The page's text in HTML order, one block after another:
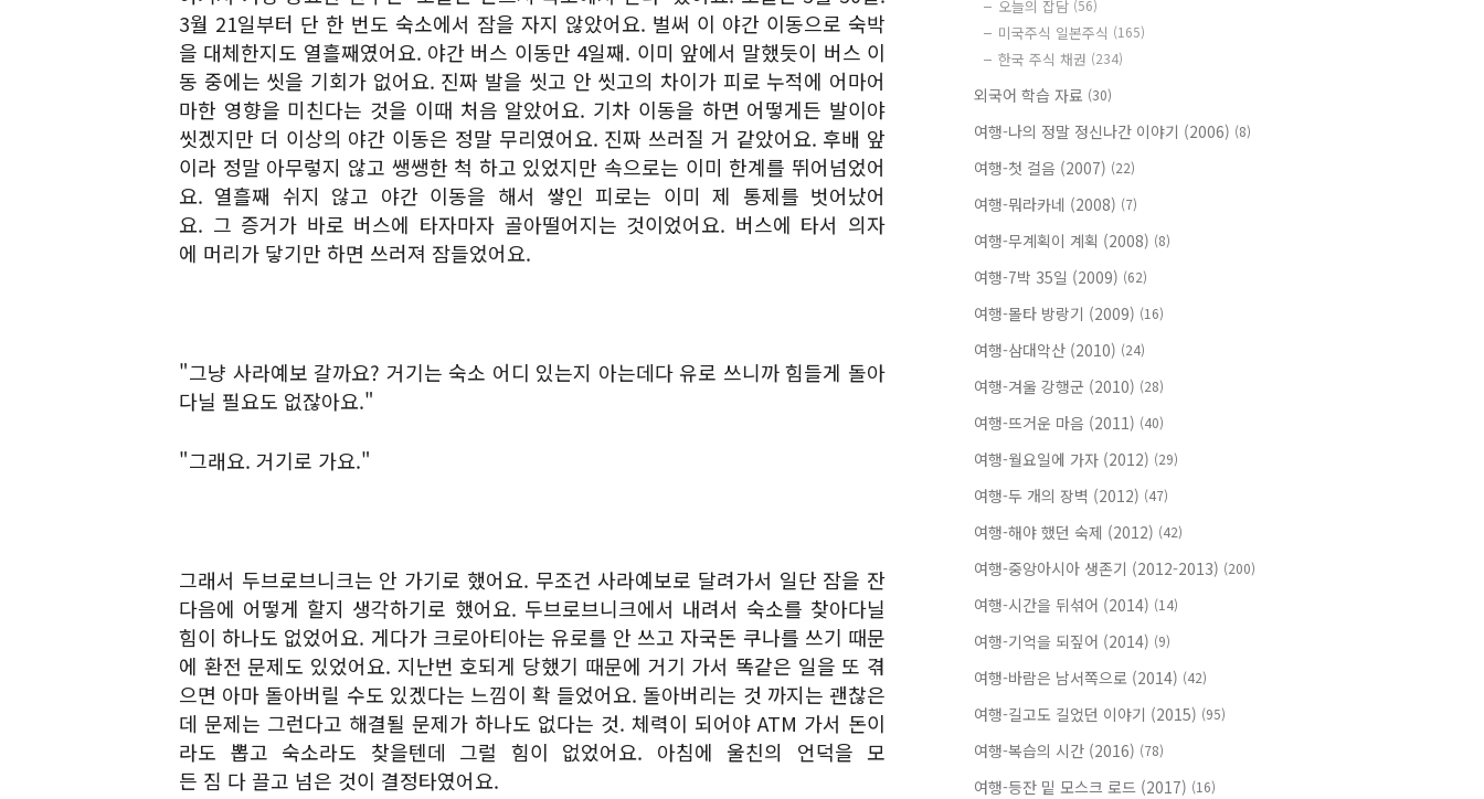
3월 21일부터 단 한 번도 숙소에서 잠을 자지 않았어요. 벌써 이 야간 이동으로 숙박
을 대체한지도 열흘째였어요. 야간 버스 이동만 4일째. 이미 앞에서 말했듯이 버스 이
동 중에는 씻을 기회가 없어요. 진짜 발을 씻고 안 씻고의 차이가 피로 누적에 어마어
마한 영향을 미친다는 것을 이때 처음 알았어요. 기차 이동을 하면 어떻게든 발이야
씻겠지만 더 이상의 야간 이동은 정말 무리였어요. 진짜 쓰러질 거 같았어요. 후배 앞
이라 정말 아무렇지 않고 쌩쌩한 척 하고 있었지만 속으로는 이미 한계를 뛰어넘었어
요. 열흘째 쉬지 않고 야간 이동을 해서 쌓인 피로는 이미 제 통제를 벗어났어
요. 그 증거가 바로 버스에 타자마자 골아떨어지는 것이었어요. 버스에 타서 의자
에 머리가 닿기만 하면 쓰러져 잠들었어요.
"그냥 사라예보 갈까요? 거기는 숙소 어디 있는지 아는데다 유로 쓰니까 힘들게 돌아
다닐 필요도 없잖아요."
"그래요. 거기로 가요."
그래서 두브로브니크는 안 가기로 했어요. 무조건 사라예보로 달려가서 일단 잠을 잔
다음에 어떻게 할지 생각하기로 했어요. 두브로브니크에서 내려서 숙소를 찾아다닐
힘이 하나도 없었어요. 게다가 크로아티아는 유로를 안 쓰고 자국돈 쿠나를 쓰기 때문
에 환전 문제도 있었어요. 지난번 호되게 당했기 때문에 거기 가서 똑같은 일을 또 겪
으면 아마 돌아버릴 수도 있겠다는 느낌이 확 들었어요. 돌아버리는 것 까지는 괜찮은
데 문제는 그런다고 해결될 문제가 하나도 없다는 것. 체력이 되어야 ATM 가서 돈이
라도 뽑고 숙소라도 찾을텐데 그럴 힘이 없었어요. 아침에 울친의 언덕을 모
든 짐 다 끌고 넘은 것이 결정타였어요.
오늘의 잡담 (56)
미국주식 일본주식 (165)
한국 주식 채권 (234)
외국어 학습 자료 (30)
여행-나의 정말 정신나간 이야기 (2006) (8)
여행-첫 걸음 (2007) (22)
여행-뭐라카네 (2008) (7)
여행-무계획이 계획 (2008) (8)
여행-7박 35일 (2009) (62)
여행-몰타 방랑기 (2009) (16)
여행-삼대악산 (2010) (24)
여행-겨울 강행군 (2010) (28)
여행-뜨거운 마음 (2011) (40)
여행-월요일에 가자 (2012) (29)
여행-두 개의 장벽 (2012) (47)
여행-해야 했던 숙제 (2012) (42)
여행-중앙아시아 생존기 (2012-2013) (200)
여행-시간을 뒤섞어 (2014) (14)
여행-기억을 되짚어 (2014) (9)
여행-바람은 남서쪽으로 (2014) (42)
여행-길고도 길었던 이야기 (2015) (95)
여행-복습의 시간 (2016) (78)
여행-등잔 밑 모스크 로드 (2017) (16)